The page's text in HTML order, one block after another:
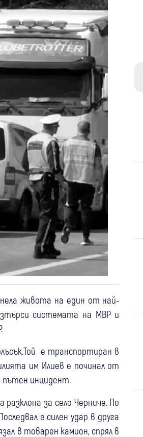
живота на един от най-
системата на МВР и
е транспортиран в
им Илиев е починал от
пътен инцидент.
за село Черниче. По
е силен удар в друга
в товарен камион, спрял в